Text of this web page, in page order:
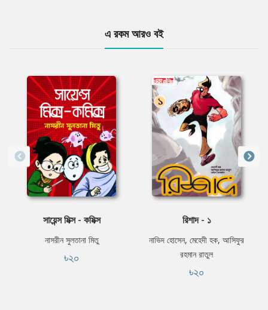
এ রকম আরও বই
সায়েন্স মিক্স - কমিক্স
নাসরীন সুলতানা মিতু
৳২০
রিশাদ - ১
নাভিদ হোসেন, মেহেদী হক, আসিফুর
রহমান রাতুল
৳২০